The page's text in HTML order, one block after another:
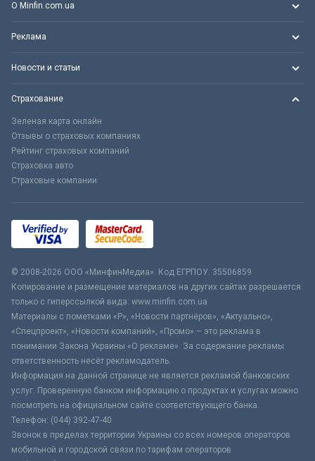
О Minfin.com.ua
Реклама
Новости и статьи
Страхование
Зеленая карта онлайн
Отзывы о страховых компаниях
Рейтинг страховых компаний
Страховка авто
Страховые компании
© 2008-2026 ООО «МинфинМедиа». Код ЕГРПОУ: 35506859
Копирование и размещение материалов на других сайтах разрешается
только с гиперссылкой вида: www.minfin.com.ua
Материалы с пометками «Р», «Новости партнёров», «Актуально»,
«Спецпроект», «Новости компаний», «Промо» – это реклама в
понимании Закона Украины «О рекламе». За содержание рекламы
ответственность несёт рекламодатель.
Информация на данной странице не является рекламой банковских
услуг. Проверенную банком информацию о продуктах и услугах можно
посмотреть на официальном сайте соответствующего банка.
Телефон: (044) 392-47-40
Звонок в пределах территории Украины со всех номеров операторов
мобильной и городской связи по тарифам операторов